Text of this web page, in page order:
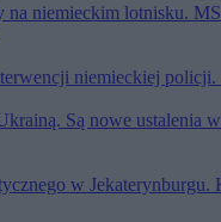
na niemieckim lotnisku.
niemieckiej
Są nowe ustalenia
w Jekaterynburgu.